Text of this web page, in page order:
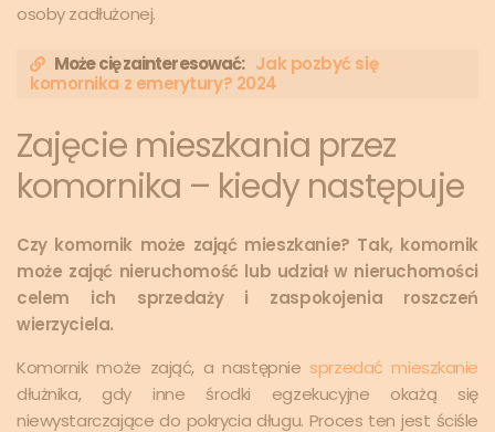
osoby zadłużonej.
Może cię zainteresować: Jak pozbyć się
komornika z emerytury? 2024
Zajęcie mieszkania przez
komornika – kiedy następuje
Czy komornik może zająć mieszkanie? Tak, komornik
może zająć nieruchomość lub udział w nieruchomości
celem ich sprzedaży i zaspokojenia roszczeń
wierzyciela.
Komornik może zająć, a następnie sprzedać mieszkanie
dłużnika, gdy inne środki egzekucyjne okażą się
niewystarczające do pokrycia długu. Proces ten jest ściśle